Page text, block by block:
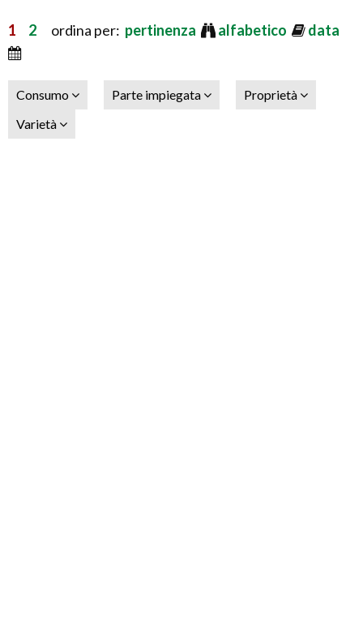
1 2 ordina per: pertinenza alfabetico data
Consumo Parte impiegata
Proprietà
Varietà